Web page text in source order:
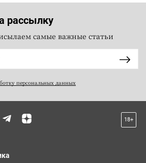
рассылку
самые важные статьи
персональных данных
18+